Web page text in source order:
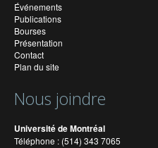
Événements
Publications
Bourses
Présentation
Contact
Plan du site
Nous joindre
Université de Montréal
Téléphone : (514) 343 7065